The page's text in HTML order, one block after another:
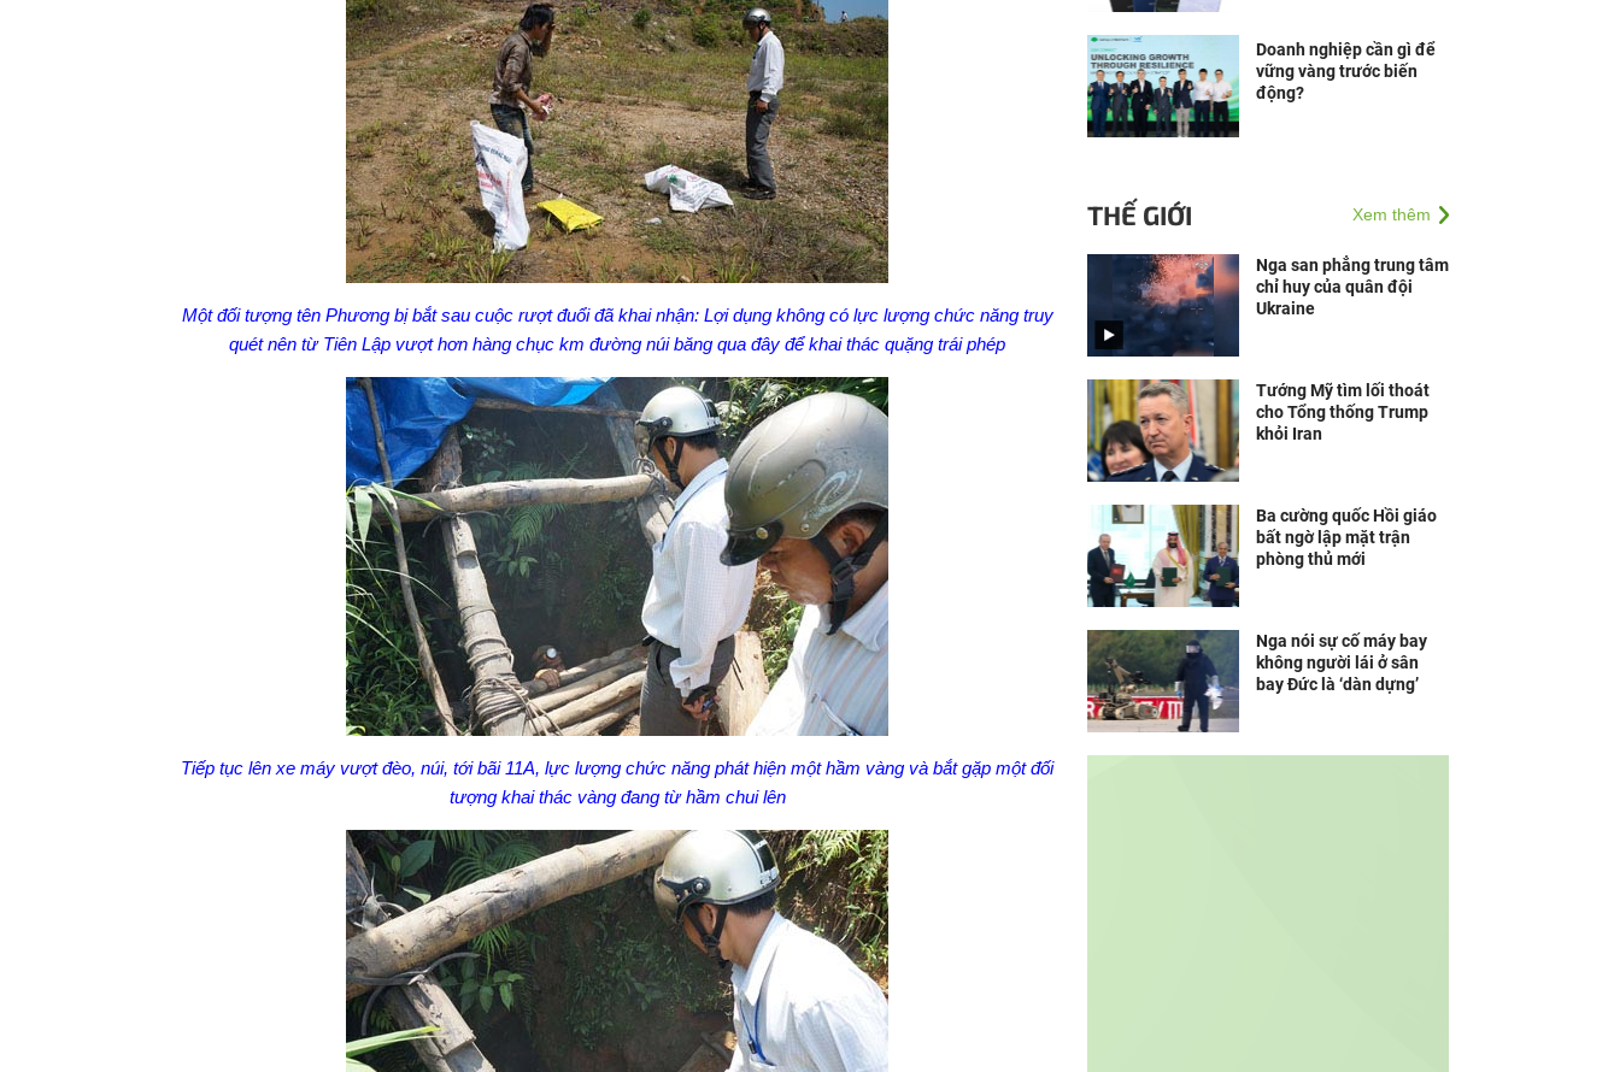
Một đối tượng tên Phương bị bắt sau cuộc rượt đuổi đã khai nhận: Lợi dụng không có lực lượng chức năng truy
quét nên từ Tiên Lập vượt hơn hàng chục km đường núi băng qua đây để khai thác quặng trái phép
Tiếp tục lên xe máy vượt đèo, núi, tới bãi 11A, lực lượng chức năng phát hiện một hầm vàng và bắt gặp một đối
tượng khai thác vàng đang từ hầm chui lên
Doanh nghiệp cần gì để
vững vàng trước biến
động?
THẾ GIỚI Xem thêm
Nga san phẳng trung tâm
chỉ huy của quân đội
Ukraine
Tướng Mỹ tìm lối thoát
cho Tổng thống Trump
khỏi Iran
Ba cường quốc Hồi giáo
bất ngờ lập mặt trận
phòng thủ mới
Nga nói sự cố máy bay
không người lái ở sân
bay Đức là ‘dàn dựng’